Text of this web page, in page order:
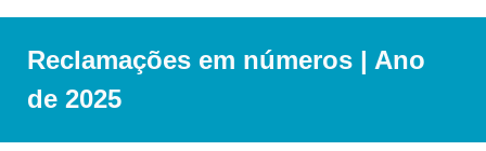
Reclamações em números | Ano
de 2025